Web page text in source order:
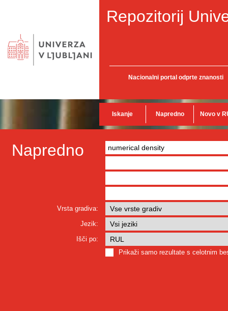
Repozitorij
Nacionalni portal odprte znanosti
Iskanje Napredno Novo v
Napredno
Vrsta gradiva:
Jezik:
Išči po:
Prikaži samo rezultate s celotnim